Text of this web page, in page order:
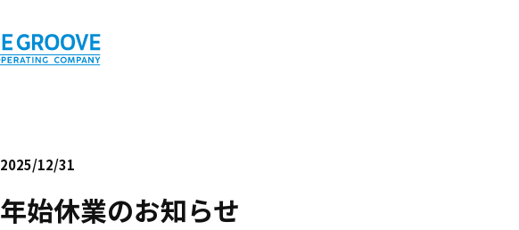
2025/12/31
年始休業のお知らせ